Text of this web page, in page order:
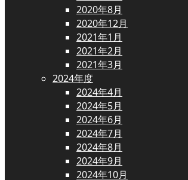
2020年8月
2020年12月
2021年1月
2021年2月
2021年3月
2024年度
2024年4月
2024年5月
2024年6月
2024年7月
2024年8月
2024年9月
2024年10月